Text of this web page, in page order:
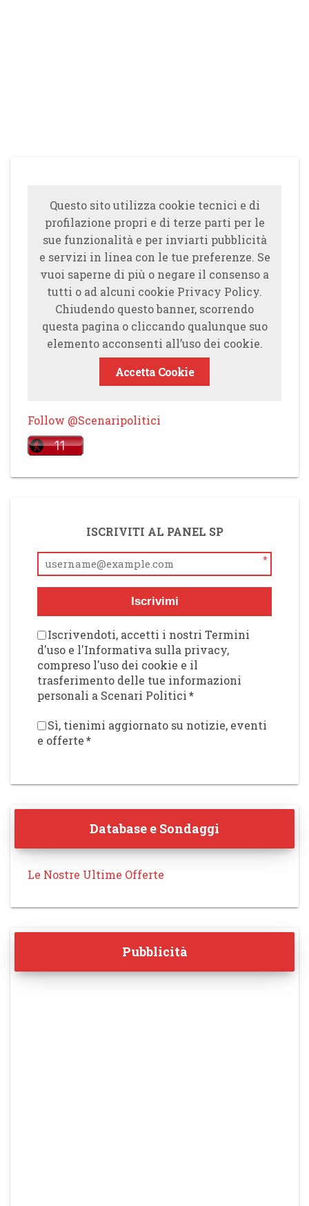
Questo sito utilizza cookie tecnici e di
profilazione propri e di terze parti per le
sue funzionalità e per inviarti pubblicità
e servizi in linea con le tue preferenze. Se
vuoi saperne di più o negare il consenso a
tutti o ad alcuni cookie Privacy Policy.
Chiudendo questo banner, scorrendo
questa pagina o cliccando qualunque suo
elemento acconsenti all’uso dei cookie.
Accetta Cookie
Follow @Scenaripolitici
ISCRIVITI AL PANEL SP
*
Iscrivimi
Iscrivendoti, accetti i nostri Termini
d'uso e l'Informativa sulla privacy,
compreso l'uso dei cookie e il
trasferimento delle tue informazioni
personali a Scenari Politici*
Sì, tienimi aggiornato su notizie, eventi
e offerte*
Database e Sondaggi
Le Nostre Ultime Offerte
Pubblicità